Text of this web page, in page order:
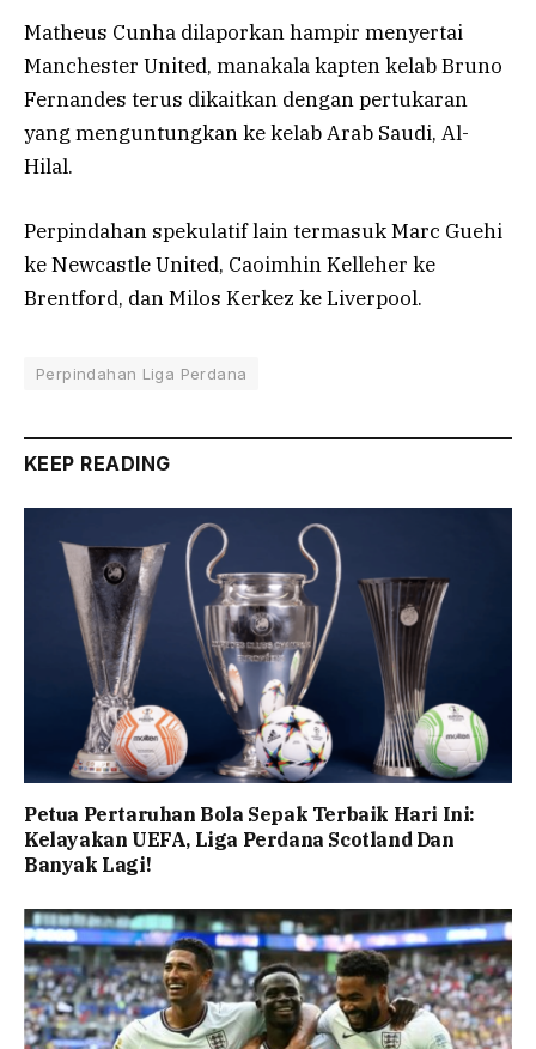
Matheus Cunha dilaporkan hampir menyertai
Manchester United, manakala kapten kelab Bruno
Fernandes terus dikaitkan dengan pertukaran
yang menguntungkan ke kelab Arab Saudi, Al-
Hilal.
Perpindahan spekulatif lain termasuk Marc Guehi
ke Newcastle United, Caoimhin Kelleher ke
Brentford, dan Milos Kerkez ke Liverpool.
Perpindahan Liga Perdana
KEEP READING
Petua Pertaruhan Bola Sepak Terbaik Hari Ini:
Kelayakan UEFA, Liga Perdana Scotland Dan
Banyak Lagi!